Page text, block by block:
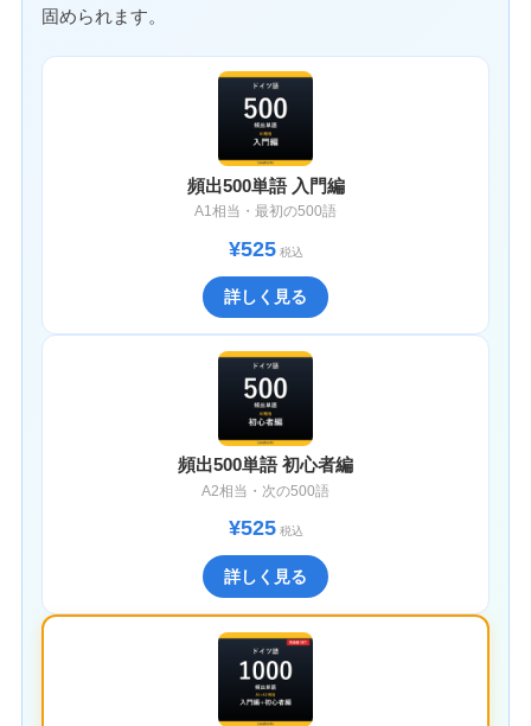
固められます。
頻出500単語 入門編
A1相当・最初の500語
¥525税込
詳しく見る
頻出500単語 初心者編
A2相当・次の500語
¥525税込
詳しく見る